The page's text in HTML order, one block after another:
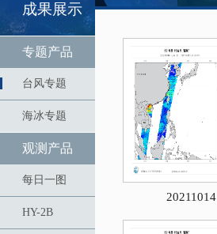
成果展示
专题产品
台风专题
海冰专题
观测产品
每日一图
HY-2B
20211014